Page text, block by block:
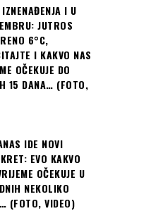
IZNENAĐENJA I U
JUTROS
6°C,
I KAKVO NAS
OČEKUJE DO
15 DANA… (FOTO,
IDE NOVI
EVO KAKVO
OČEKUJE U
NEKOLIKO
(FOTO, VIDEO)